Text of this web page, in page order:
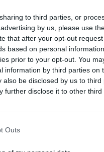
to third parties, or
by us, please use
that after your opt-out
based on personal
prior to your opt-out. You
by third parties on
be disclosed by us to
further disclose it to other third
Outs
χαιρετισμό στην
και Εξοικονόμησης
στα ελληνικά νησιά –